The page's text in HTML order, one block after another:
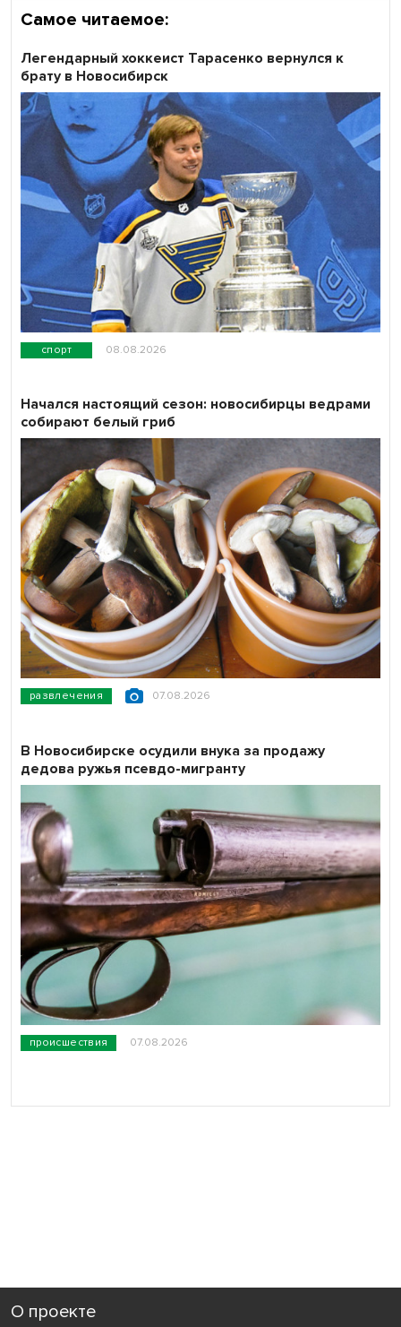
Самое читаемое:
спорт 08.08.2026
Легендарный хоккеист Тарасенко вернулся к
брату в Новосибирск
развлечения 07.08.2026
Начался настоящий сезон: новосибирцы ведрами
собирают белый гриб
происшествия 07.08.2026
В Новосибирске осудили внука за продажу
дедова ружья псевдо-мигранту
О проекте